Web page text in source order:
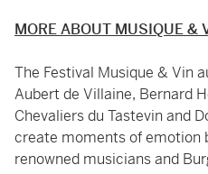
MORE ABOUT MUSIQUE &
The Festival Musique & Vin
Aubert de Villaine, Bernard
Chevaliers du Tastevin and
create moments of emotion
renowned musicians and